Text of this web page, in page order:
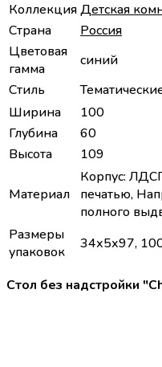
КоллекцияДетская
Страна
Россия
Цветовая
гамма
синий
Стиль
Ширина
100
Глубина
60
Высота
109
Материал
Корпус:
печатью,
полного
Размеры
упаковок
34х5х97,
Стол без надстройки